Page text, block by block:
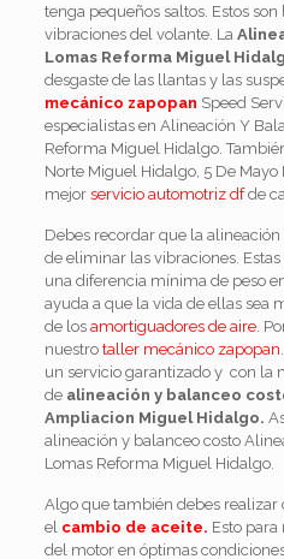
tenga pequeños saltos. Estos
vibraciones del volante. La
Lomas Reforma Miguel
desgaste de las llantas y las
mecánico zapopan Speed
especialistas en Alineación Y
Reforma Miguel Hidalgo.
Norte Miguel Hidalgo, 5 De
mejor servicio automotriz dfde
Debes recordar que la
de eliminar las vibraciones.
una diferencia mínima de peso
ayuda a que la vida de ellas sea
de los amortiguadores de aire.
nuestro taller mecánico zapopan
un servicio garantizado y con la
de alineación y balanceo
Ampliacion Miguel Hidalgo.
alineación y balanceo costo
Lomas Reforma Miguel Hidalgo.
Algo que también debes realizar
el cambio de aceite. Esto
del motor en óptimas